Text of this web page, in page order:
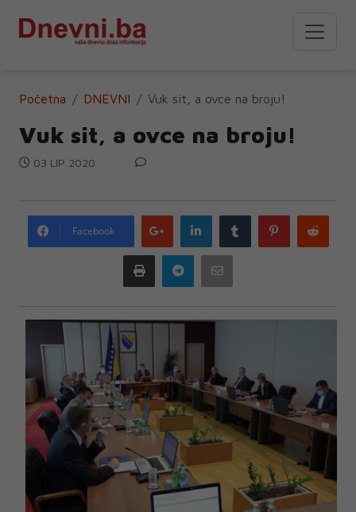
Početna DNEVNI Vuk sit, a ovce na broju!
Vuk sit, a ovce na broju!
03 LIP 2020
Facebook
Google
plus
LinkedIn Tumblr Pinterest
Print Telegram